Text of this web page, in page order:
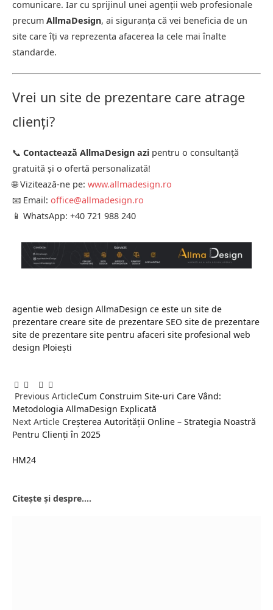
comunicare. Iar cu sprijinul unei agenții web profesionale
precum AllmaDesign, ai siguranța că vei beneficia de un
site care îți va reprezenta afacerea la cele mai înalte
standarde.
Vrei un site de prezentare care atrage
clienți?
📞 Contactează AllmaDesign azi pentru o consultanță
gratuită și o ofertă personalizată!
🌐 Vizitează-ne pe: www.allmadesign.ro
📧 Email: office@allmadesign.ro
📱 WhatsApp: +40 721 988 240
agentie web design AllmaDesign ce este un site de
prezentare creare site de prezentare SEO site de prezentare
site de prezentare site pentru afaceri site profesional web
design Ploiești
Facebook
Twitter
Pinterest
LinkedIn
Tumblr
Previous ArticleCum Construim Site-uri Care Vând:
Metodologia AllmaDesign Explicată
Next Article Creșterea Autorității Online – Strategia Noastră
Pentru Clienți în 2025
HM24
Citește și despre....